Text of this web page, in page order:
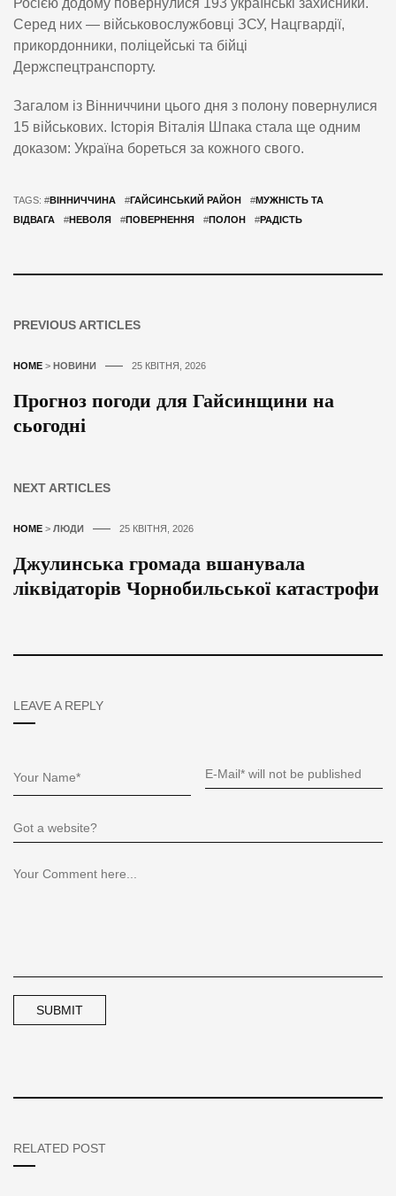
Росією додому повернулися 193 українські захисники.
Серед них — військовослужбовці ЗСУ, Нацгвардії,
прикордонники, поліцейські та бійці
Держспецтранспорту.
Загалом із Вінниччини цього дня з полону повернулися
15 військових. Історія Віталія Шпака стала ще одним
доказом: Україна бореться за кожного свого.
TAGS: #ВІННИЧЧИНА #ГАЙСИНСЬКИЙ РАЙОН #МУЖНІСТЬ ТА
ВІДВАГА
#НЕВОЛЯ #ПОВЕРНЕННЯ #ПОЛОН #РАДІСТЬ
PREVIOUS ARTICLES
HOME > НОВИНИ 25 КВІТНЯ, 2026
Прогноз погоди для Гайсинщини на
сьогодні
NEXT ARTICLES
HOME > ЛЮДИ 25 КВІТНЯ, 2026
Джулинська громада вшанувала
ліквідаторів Чорнобильської катастрофи
LEAVE A REPLY
RELATED POST